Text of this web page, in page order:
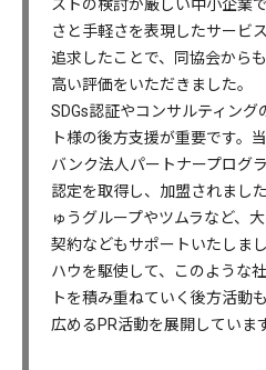
ストの検討が厳しい中小企業
さと手軽さを表現したサービ
追求したことで、同協会から
高い評価をいただきました。
SDGs認証やコンサルティン
ト様の後方支援が重要です。
バンク法人パートナープログ
認定を取得し、加盟されまし
ゅうグループやツムラなど、
契約などもサポートいたしま
ハウを駆使して、このような
トを積み重ねていく後方活動
広めるPR活動を展開していま